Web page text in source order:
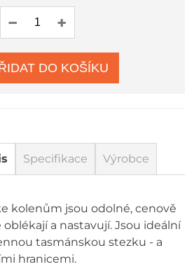
DO KOŠÍKU
Specifikace Výrobce
kolenům jsou odolné, cenově
a nastavují. Jsou ideální
tasmánskou stezku - a
hranicemi.